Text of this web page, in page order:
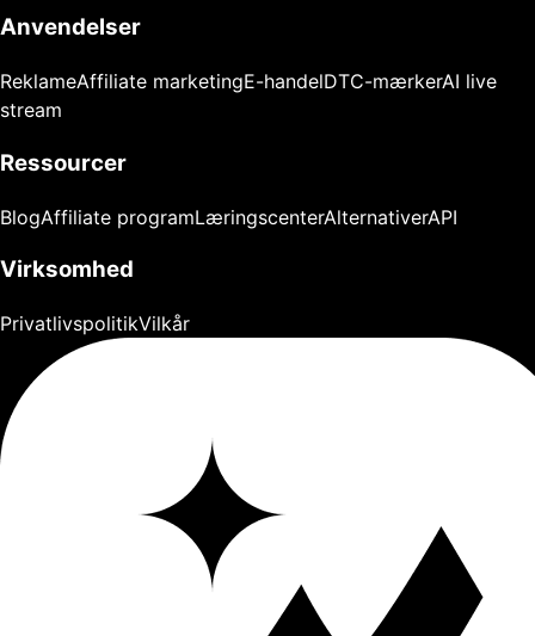
Anvendelser
ReklameAffiliate marketingE-handelDTC-mærkerAI live
stream
Ressourcer
BlogAffiliate programLæringscenterAlternativerAPI
Virksomhed
PrivatlivspolitikVilkår